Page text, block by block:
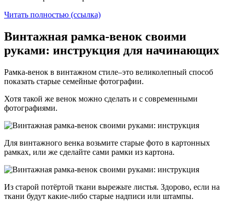
Читать полностью (ссылка)
Винтажная рамка-венок своими
руками: инструкция для начинающих
Рамка-венок в винтажном стиле–это великолепный способ
показать старые семейные фотографии.
Хотя такой же венок можно сделать и с современными
фотографиями.
Для винтажного венка возьмите старые фото в картонных
рамках, или же сделайте сами рамки из картона.
Из старой потёртой ткани вырежьте листья. Здорово, если на
ткани будут какие-либо старые надписи или штампы.